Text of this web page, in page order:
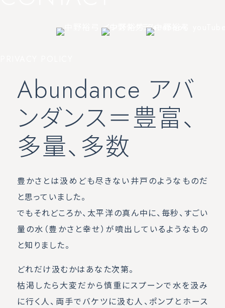
Abundance アバ
ンダンス＝豊富、
多量、多数
豊かさとは汲めども尽きない井戸のようなものだ
と思っていました。
でもそれどころか、太平洋の真ん中に、毎秒、すごい
量の水（豊かさと幸せ）が噴出しているようなもの
と知りました。
どれだけ汲むかはあなた次第。
枯渇したら大変だから慎重にスプーンで水を汲み
に行く人、両手でバケツに汲む人、ポンプとホース